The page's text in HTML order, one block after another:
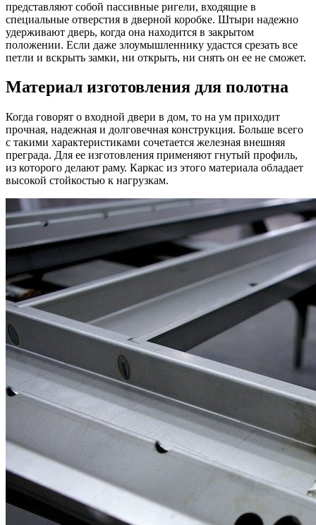
представляют собой пассивные ригели, входящие в
специальные отверстия в дверной коробке. Штыри надежно
удерживают дверь, когда она находится в закрытом
положении. Если даже злоумышленнику удастся срезать все
петли и вскрыть замки, ни открыть, ни снять он ее не сможет.
Материал изготовления для полотна
Когда говорят о входной двери в дом, то на ум приходит
прочная, надежная и долговечная конструкция. Больше всего
с такими характеристиками сочетается железная внешняя
преграда. Для ее изготовления применяют гнутый профиль,
из которого делают раму. Каркас из этого материала обладает
высокой стойкостью к нагрузкам.